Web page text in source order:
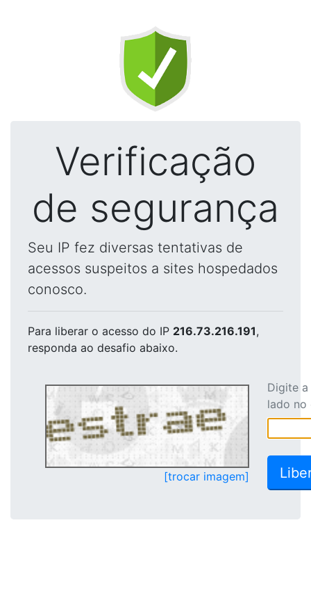
Verificação
de segurança
Seu IP fez diversas tentativas de
acessos suspeitos a sites hospedados
conosco.
Para liberar o acesso do IP 216.73.216.191,
responda ao desafio abaixo.
[trocar imagem]
Digite
lado no